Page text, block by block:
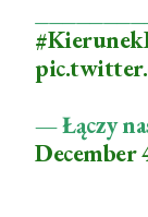
— Łączy
December